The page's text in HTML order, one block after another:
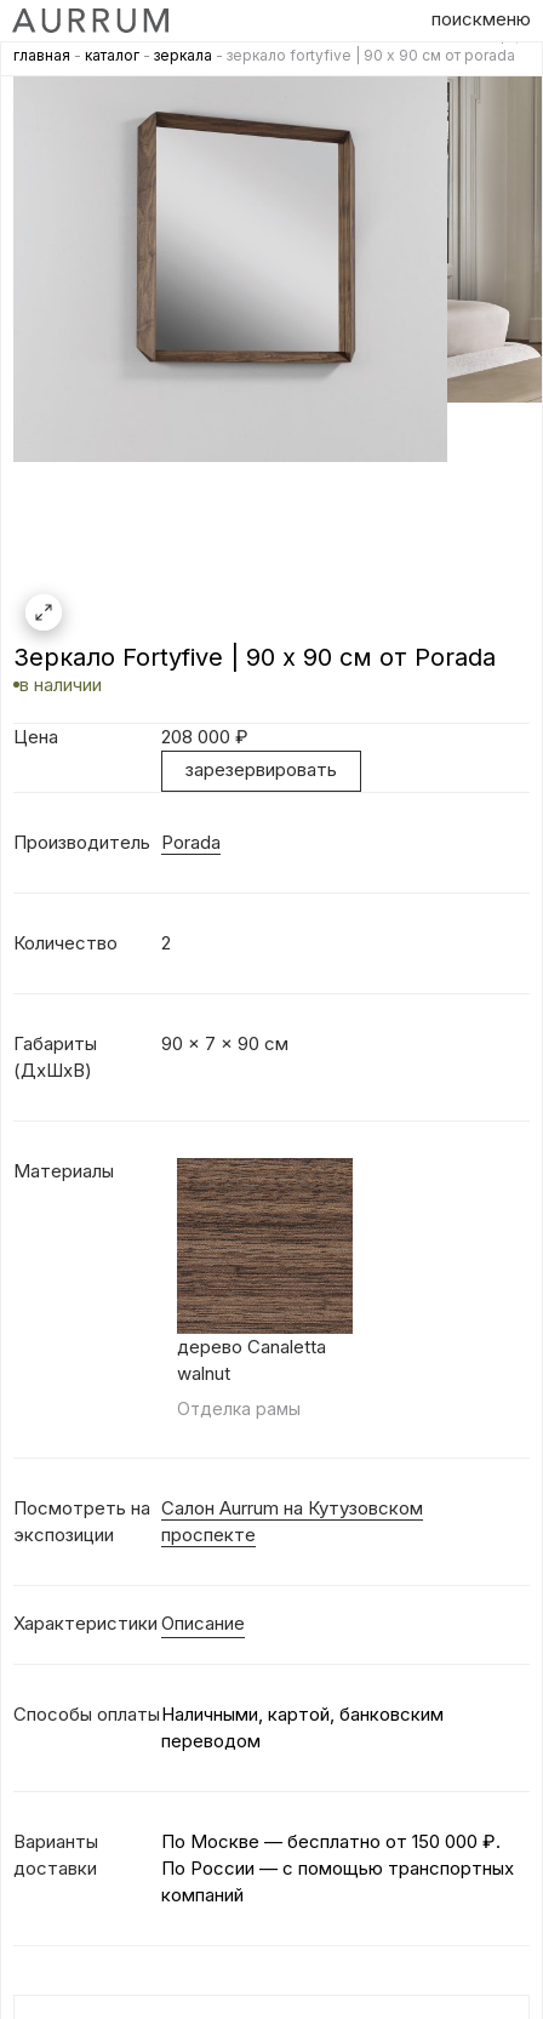
поискменю
главная - каталог - зеркала - зеркало fortyfive | 90 х 90 см от porada
Зеркало Fortyfive | 90 х 90 см от Porada
в наличии
Цена 208 000 ₽
зарезервировать
Производитель Porada
Количество 2
Габариты
(ДхШхВ)
90 x 7 x 90 см
Материалы
дерево Canaletta
walnut
Отделка рамы
Посмотреть на
экспозиции
Салон Aurrum на Кутузовском
проспекте
Характеристики Описание
Способы оплатыНаличными, картой, банковским
переводом
Варианты
доставки
По Москве — бесплатно от 150 000 ₽.
По России — с помощью транспортных
компаний